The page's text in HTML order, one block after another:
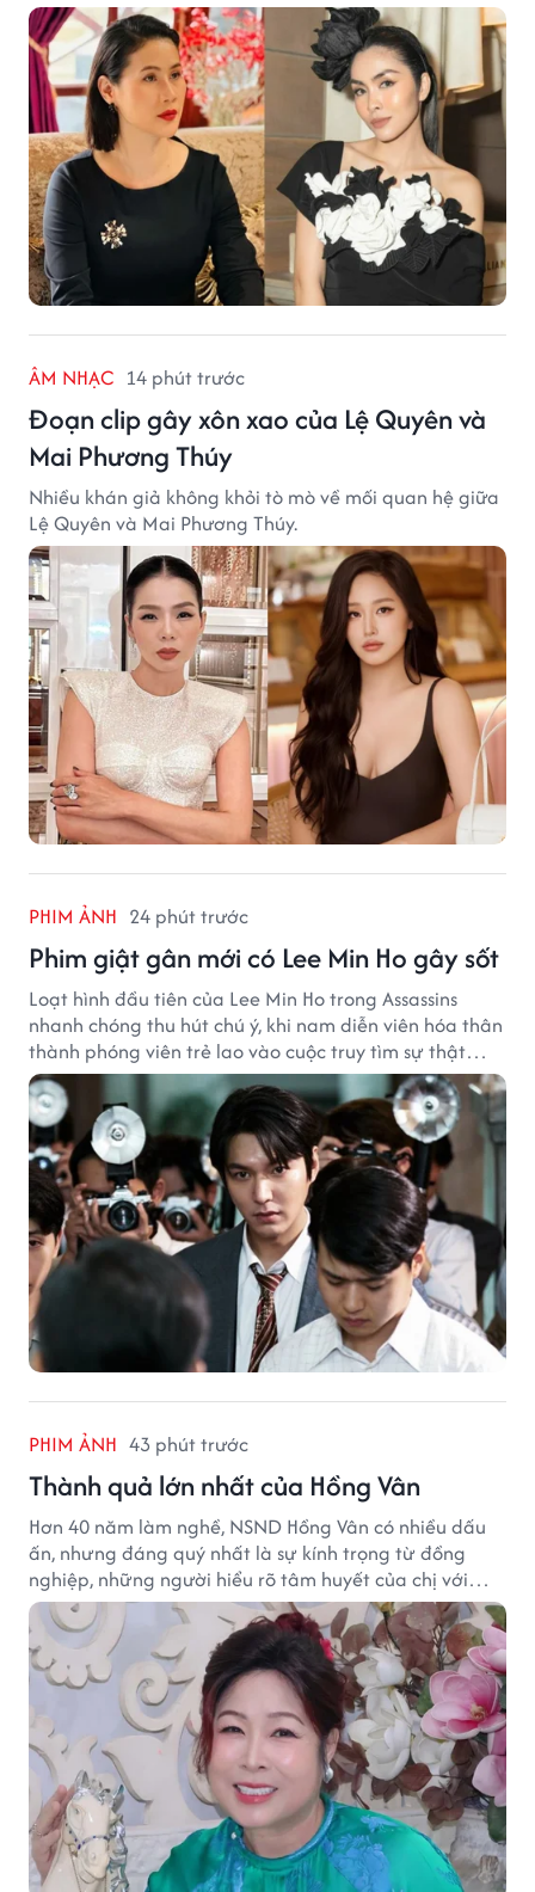
ÂM NHẠC 14 phút trước
Đoạn clip gây xôn xao của Lệ Quyên và
Mai Phương Thúy
Nhiều khán giả không khỏi tò mò về mối quan hệ giữa
Lệ Quyên và Mai Phương Thúy.
PHIM ẢNH 24 phút trước
Phim giật gân mới có Lee Min Ho gây sốt
Loạt hình đầu tiên của Lee Min Ho trong Assassins
nhanh chóng thu hút chú ý, khi nam diễn viên hóa thân
thành phóng viên trẻ lao vào cuộc truy tìm sự thật
phía sau một vụ ám sát gây chấn động Hàn Quốc.
PHIM ẢNH 43 phút trước
Thành quả lớn nhất của Hồng Vân
Hơn 40 năm làm nghề, NSND Hồng Vân có nhiều dấu
ấn, nhưng đáng quý nhất là sự kính trọng từ đồng
nghiệp, những người hiểu rõ tâm huyết của chị với
nghệ thuật.